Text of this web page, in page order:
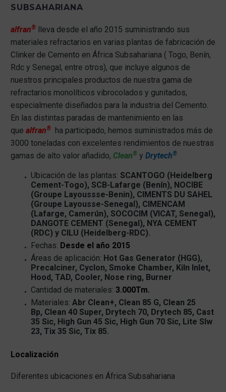
SUBSAHARIANA
alfran® lleva desde el año 2015 suministrando sus
materiales refractarios en varias plantas de fabricación de
Clinker de Cemento en África Subsahariana ( Togo, Benín,
Rdc y Senegal, entre otros), que incluye algunos de
nuestros principales productos de nuestra gama de
refractarios monolíticos vibrocolados y gunitados,
especialmente diseñados para la industria del Cemento.
En las distintas paradas de mantenimiento en las
que alfran®
ha participado, hemos suministrados más de
3000 toneladas con excelentes rendimientos de nuestras
gamas de alto valor añadido, Clean® y Drytech®
Ubicación de las plantas: SCANTOGO (Heidelberg
Cement-Togo), SCB-Lafarge (Benín), NOCIBE
(Groupe Layoussse-Benin), CIMENTS DU SAHEL
(Groupe Layousse-Senegal), CIMENCAM
(Lafarge, Camerún), SOCOCIM (VICAT, Senegal),
DANGOTE CEMENT (Senegal), NYA CEMENT
(RDC) y CILU (Heidelberg-RDC).
Fechas: Desde el año 2015
Áreas de aplicación: Hot Gas Generator (HGG),
Precalciner, Cyclon, Smoke Chamber, Kiln Inlet,
Hood, TAD, Cooler, Nose ring, Burner
Cantidad de materiales: 3.000Tm.
Materiales: Abr Clean+, Clean 85 G, Clean 25
Bp, Clean 40 Super, Drytech 70, Drytech 85, Cast
35 Sic, High Gun 45 Sic, High Gun 70 Sic, Lite Slw
23, Tix 35 Sic, Tix 85.
Localización
Diferentes ubicaciones en África Subsahariana